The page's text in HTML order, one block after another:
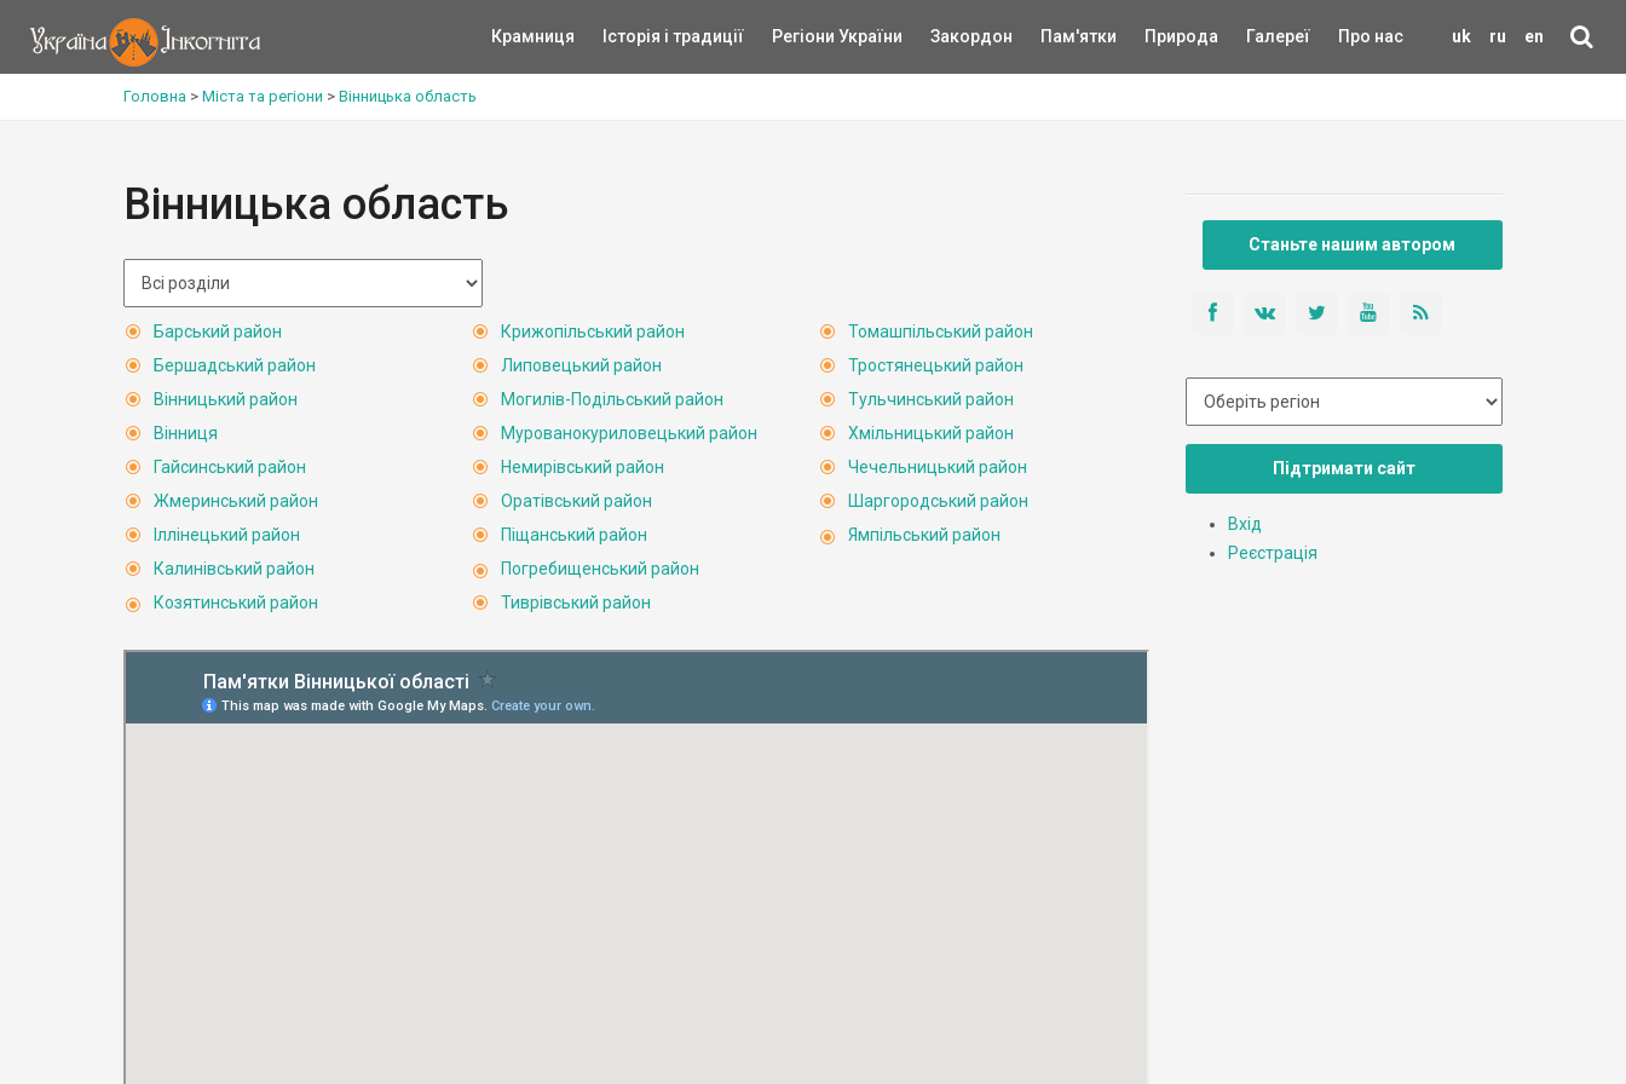
uk ru en
Крамниця Історія і традиції Регіони України Закордон Пам'ятки Природа Галереї Про нас
Головна > Міста та регіони > Вінницька область
Вінницька область
Барський район
Бершадський район
Вінницький район
Вінниця
Гайсинський район
Жмеринський район
Іллінецький район
Калинівський район
Козятинський район
Крижопільський район
Липовецький район
Могилів-Подільський район
Мурованокуриловецький район
Немирівський район
Оратівський район
Піщанський район
Погребищенський район
Тиврівський район
Томашпільський район
Тростянецький район
Тульчинський район
Хмільницький район
Чечельницький район
Шаргородський район
Ямпільський район
Станьте нашим автором
Підтримати сайт
Вхід
Реєстрація